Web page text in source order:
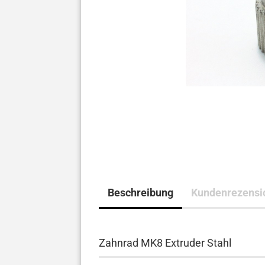
Beschreibung
Zahnrad MK8 Extruder Stahl